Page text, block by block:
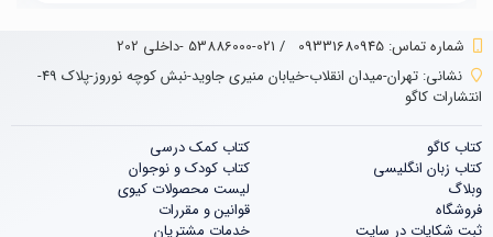
شماره تماس‌: 09331680945 / 021-53886000 -داخلی 202
نشانی:
تهران-میدان انقلاب-خیابان منیری جاوید-نبش کوچه نوروز-پلاک 49-
انتشارات کاگو
کتاب کاگو
کتاب‌‌ کمک درسی
کتاب زبان انگلیسی
کتاب کودک و نوجوان
وبلاگ
لیست محصولات کیوی
فروشگاه
قوانین و مقررات
ثبت شکایات در سایت
خدمات مشتریان